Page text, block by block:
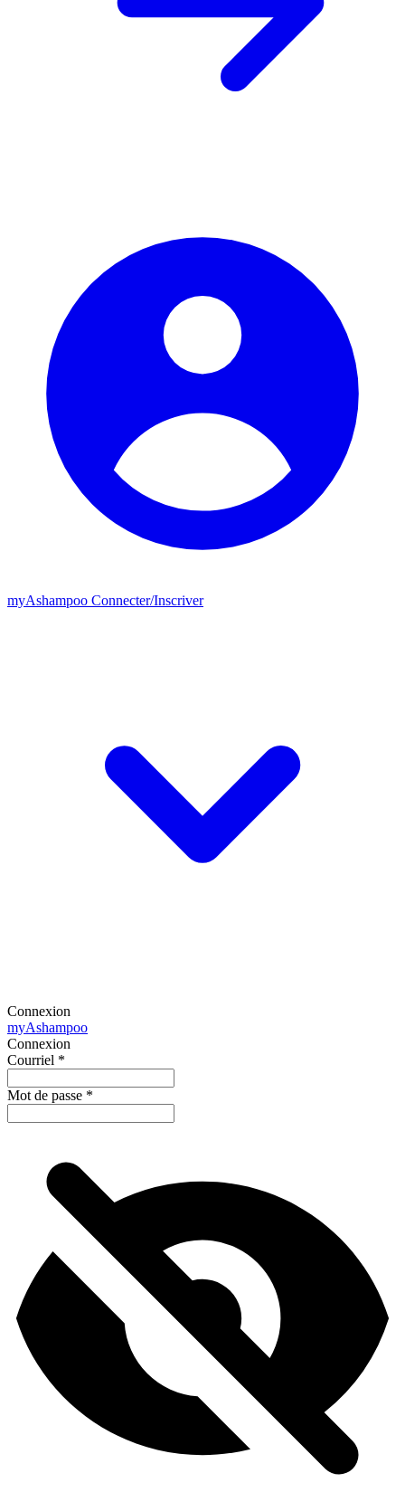
myAshampoo Connecter/Inscriver
Connexion
myAshampoo
Connexion
Courriel *
Mot de passe *